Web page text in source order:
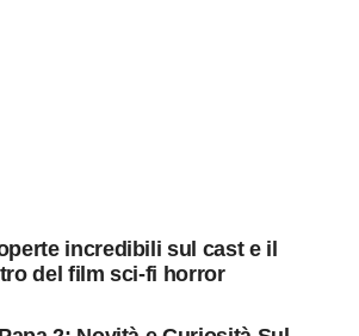
incredibili sul cast e il
del film sci-fi horror